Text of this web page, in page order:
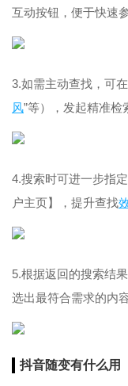
互动按钮，便于快速
3.如需主动查找，可
风”等），发起精准检
4.搜索时可进一步指
户主页】，提升查找
5.根据返回的搜索结
选出最符合需求的内
抖音随变有什么用